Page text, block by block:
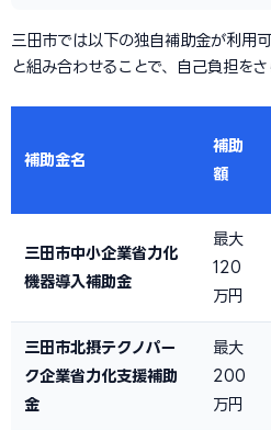
三田市では以下の独自補助金が利用
と組み合わせることで、自己負担をさ
補助金名
補助
額
三田市中小企業省力化
機器導入補助金
最大
120
万円
三田市北摂テクノパー
ク企業省力化支援補助
金
最大
200
万円